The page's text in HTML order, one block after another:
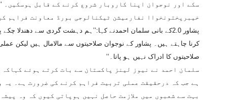
سکے اور نوجوان اپنا کاروبار شروع کرنے کے قابل ہوسکیں۔
خیبرپختونخواا نفارمیشن ٹیکنالوجی بورڈ معاونت فراہم
پشاور 2.0کے بانی سلمان احمدنے کہا:’’ہم دہشت گردی سے
کرنا چاہتے ہیں۔ پشاور کے نوجوان صلاحیتوں سے مالامال ہیں لیکن
صلاحیتوں کا ادراک نہیں ہو پاتا۔‘‘
سلمان احمد نے نیوز لینز پاکستان سے بات کرتے ہوئے
ہے جب کہ درحقیقت عملی تربیت فراہم کرنے کی ضرورت ہے۔
بہت سے شعبوں میں ملازمت حاصل نہیں ہوپاتی کیوں کہ وہ